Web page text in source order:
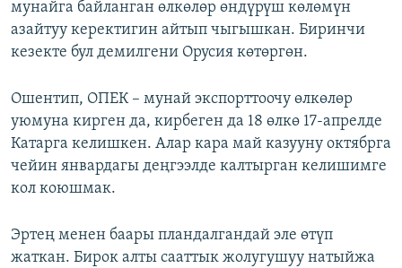
мунайга байланган өлкөлөр өндүрүш көлөмүн
азайтуу керектигин айтып чыгышкан. Биринчи
кезекте бул демилгени Орусия көтөргөн.
Ошентип, ОПЕК – мунай экспорттоочу өлкөлөр
уюмуна кирген да, кирбеген да 18 өлкө 17-апрелде
Катарга келишкен. Алар кара май казууну октябрга
чейин январдагы деңгээлде калтырган келишимге
кол коюшмак.
Эртең менен баары пландалгандай эле өтүп
жаткан. Бирок алты сааттык жолугушуу натыйжа